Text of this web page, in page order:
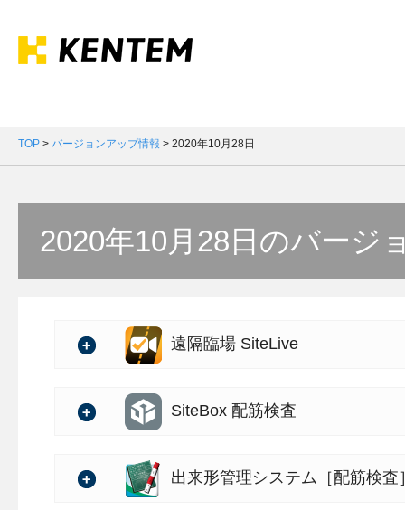
TOP > バージョンアップ情報 > 2020年10月28日
2020年10月28日のバージ
遠隔臨場 SiteLive
バージョン：1.00.00
の詳細
SiteBox 配筋検査
バージョン：1.00.00
出来形管理システム［配筋検査